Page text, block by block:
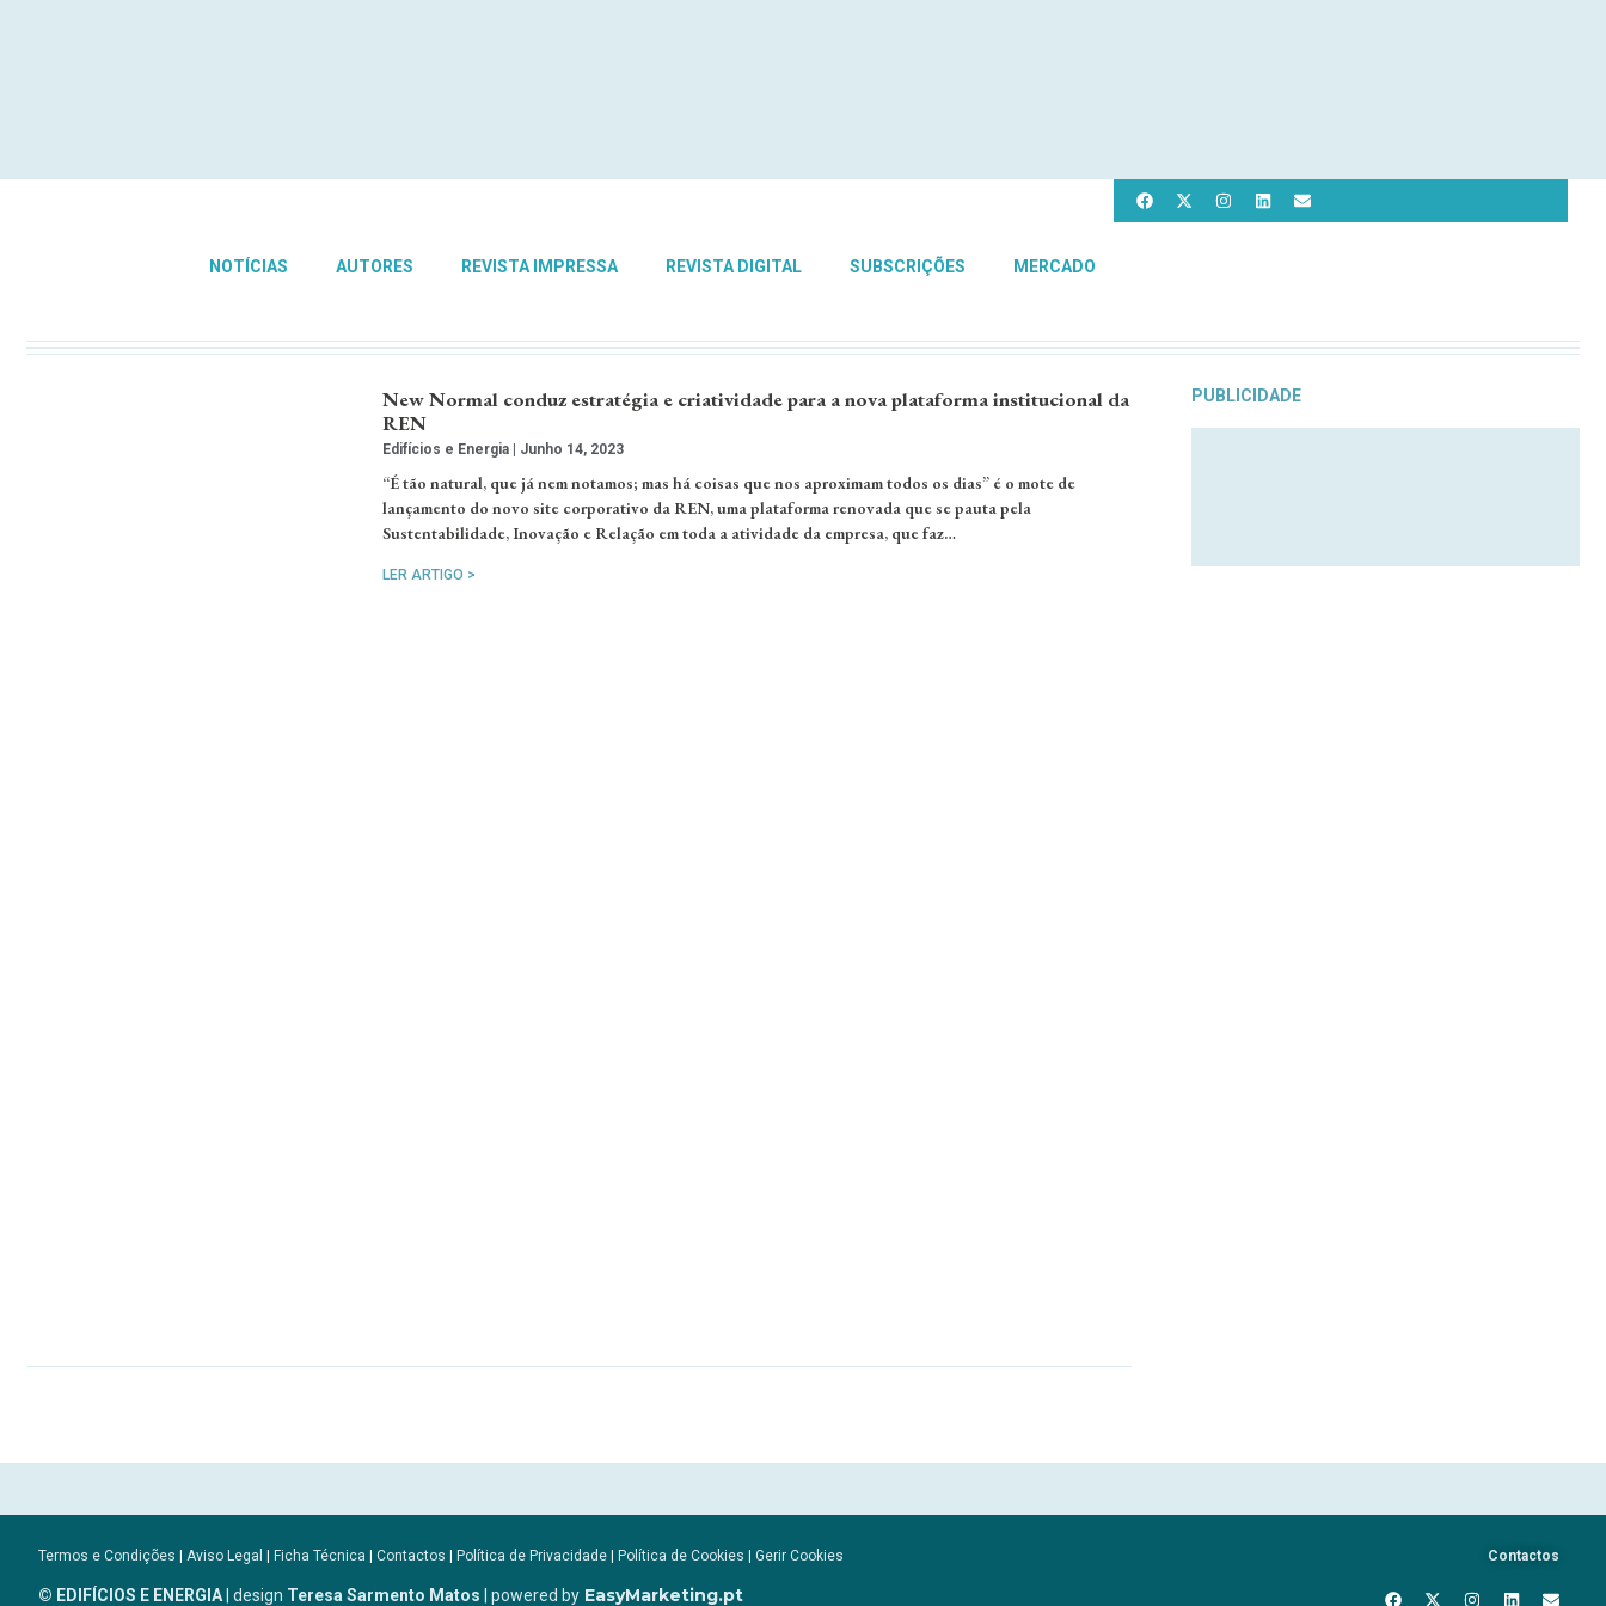
NOTÍCIAS AUTORES REVISTA IMPRESSA REVISTA DIGITAL SUBSCRIÇÕES MERCADO
New Normal conduz estratégia e criatividade para a nova plataforma institucional da
REN
Edifícios e Energia Junho 14, 2023
“É tão natural, que já nem notamos; mas há coisas que nos aproximam todos os dias” é o mote de
lançamento do novo site corporativo da REN, uma plataforma renovada que se pauta pela
Sustentabilidade, Inovação e Relação em toda a atividade da empresa, que faz…
LER ARTIGO >
PUBLICIDADE
Termos e Condições | Aviso Legal | Ficha Técnica | Contactos | Política de Privacidade | Política de Cookies | Gerir Cookies
© EDIFÍCIOS E ENERGIA| design Teresa Sarmento Matos | powered by EasyMarketing.pt
Contactos